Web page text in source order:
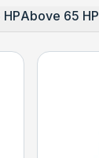
Above 65 HP